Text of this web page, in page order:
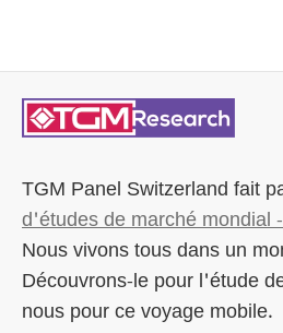
TGM Panel Switzerlandfait
d'études de marché mondial
Nous vivons tous dans un
Découvrons-le pour l'étude
nous pour ce voyage mobile.